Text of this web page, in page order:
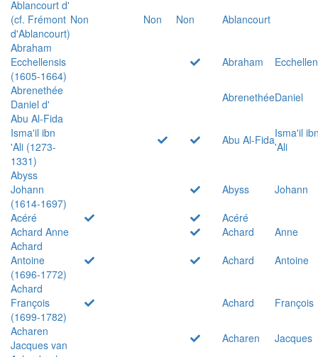
Ablancourt d'
(cf. Frémont
d'Ablancourt)
Non Non Non
Ablancourt
Abraham
Ecchellensis
(1605-1664)
Abraham
Abrenethée
Daniel d'
AbrenethéeDaniel
Abu Al-Fida
Isma'il ibn
'Ali (1273-
1331)
Abu Al-FidaIsma'il
'Ali
Abyss
Johann
(1614-1697)
Abyss
Johann
Acéré
Acéré
Achard Anne
Achard
Anne
Achard
Antoine
(1696-1772)
Achard
Antoine
Achard
François
(1699-1782)
Achard
François
Acharen
Jacques van
Acharen
Jacques